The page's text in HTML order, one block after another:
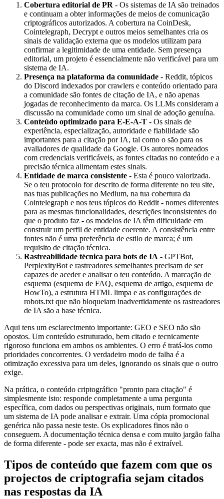
Cobertura editorial de PR - Os sistemas de IA são treinados
e continuam a obter informações de meios de comunicação
criptográficos autorizados. A cobertura na CoinDesk,
Cointelegraph, Decrypt e outros meios semelhantes cria os
sinais de validação externa que os modelos utilizam para
confirmar a legitimidade de uma entidade. Sem presença
editorial, um projeto é essencialmente não verificável para um
sistema de IA.
Presença na plataforma da comunidade - Reddit, tópicos
do Discord indexados por crawlers e conteúdo orientado para
a comunidade são fontes de citação de IA, e não apenas
jogadas de reconhecimento da marca. Os LLMs consideram a
discussão na comunidade como um sinal de adoção genuína.
Conteúdo optimizado para E-E-A-T - Os sinais de
experiência, especialização, autoridade e fiabilidade são
importantes para a citação por IA, tal como o são para os
avaliadores de qualidade da Google. Os autores nomeados
com credenciais verificáveis, as fontes citadas no conteúdo e a
precisão técnica alimentam estes sinais.
Entidade de marca consistente - Esta é pouco valorizada.
Se o teu protocolo for descrito de forma diferente no teu site,
nas tuas publicações no Medium, na tua cobertura da
Cointelegraph e nos teus tópicos do Reddit - nomes diferentes
para as mesmas funcionalidades, descrições inconsistentes do
que o produto faz - os modelos de IA têm dificuldade em
construir um perfil de entidade coerente. A consistência entre
fontes não é uma preferência de estilo de marca; é um
requisito de citação técnica.
Rastreabilidade técnica para bots de IA - GPTBot,
PerplexityBot e rastreadores semelhantes precisam de ser
capazes de aceder e analisar o teu conteúdo. A marcação de
esquema (esquema de FAQ, esquema de artigo, esquema de
HowTo), a estrutura HTML limpa e as configurações de
robots.txt que não bloqueiam inadvertidamente os rastreadores
de IA são a base técnica.
Aqui tens um esclarecimento importante: GEO e SEO não são
opostos. Um conteúdo estruturado, bem citado e tecnicamente
rigoroso funciona em ambos os ambientes. O erro é tratá-los como
prioridades concorrentes. O verdadeiro modo de falha é a
otimização excessiva para um deles, ignorando os sinais que o outro
exige.
Na prática, o conteúdo criptográfico "pronto para citação" é
simplesmente isto: responde completamente a uma pergunta
específica, com dados ou perspectivas originais, num formato que
um sistema de IA pode analisar e extrair. Uma cópia promocional
genérica não passa neste teste. Os explicadores finos não o
conseguem. A documentação técnica densa e com muito jargão falha
de forma diferente - pode ser exacta, mas não é extraível.
Tipos de conteúdo que fazem com que os
projectos de criptografia sejam citados
nas respostas da IA